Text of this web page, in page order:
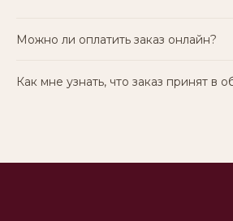
Можно ли оплатить заказ онлайн?
Как мне узнать, что заказ принят в